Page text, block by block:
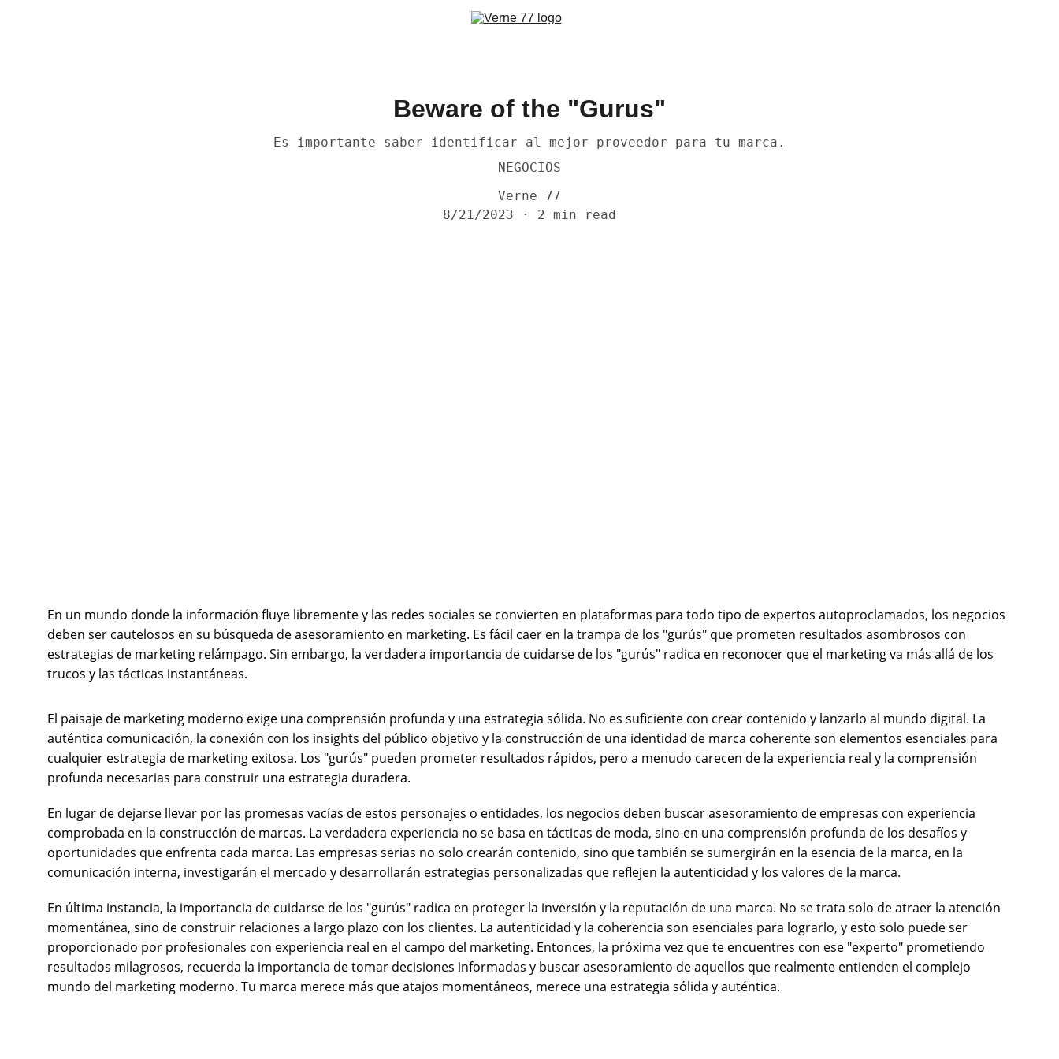
Beware of the "Gurus"
Es importante saber identificar al mejor proveedor para tu marca.
NEGOCIOS
Verne 77
8/21/2023
2 min read
En un mundo donde la información fluye libremente y las redes sociales se convierten en plataformas para todo tipo de expertos autoproclamados, los negocios
deben ser cautelosos en su búsqueda de asesoramiento en marketing. Es fácil caer en la trampa de los "gurús" que prometen resultados asombrosos con
estrategias de marketing relámpago. Sin embargo, la verdadera importancia de cuidarse de los "gurús" radica en reconocer que el marketing va más allá de los
trucos y las tácticas instantáneas.
El paisaje de marketing moderno exige una comprensión profunda y una estrategia sólida. No es suficiente con crear contenido y lanzarlo al mundo digital. La
auténtica comunicación, la conexión con los insights del público objetivo y la construcción de una identidad de marca coherente son elementos esenciales para
cualquier estrategia de marketing exitosa. Los "gurús" pueden prometer resultados rápidos, pero a menudo carecen de la experiencia real y la comprensión
profunda necesarias para construir una estrategia duradera.
En lugar de dejarse llevar por las promesas vacías de estos personajes o entidades, los negocios deben buscar asesoramiento de empresas con experiencia
comprobada en la construcción de marcas. La verdadera experiencia no se basa en tácticas de moda, sino en una comprensión profunda de los desafíos y
oportunidades que enfrenta cada marca. Las empresas serias no solo crearán contenido, sino que también se sumergirán en la esencia de la marca, en la
comunicación interna, investigarán el mercado y desarrollarán estrategias personalizadas que reflejen la autenticidad y los valores de la marca.
En última instancia, la importancia de cuidarse de los "gurús" radica en proteger la inversión y la reputación de una marca. No se trata solo de atraer la atención
momentánea, sino de construir relaciones a largo plazo con los clientes. La autenticidad y la coherencia son esenciales para lograrlo, y esto solo puede ser
proporcionado por profesionales con experiencia real en el campo del marketing. Entonces, la próxima vez que te encuentres con ese "experto" prometiendo
resultados milagrosos, recuerda la importancia de tomar decisiones informadas y buscar asesoramiento de aquellos que realmente entienden el complejo
mundo del marketing moderno. Tu marca merece más que atajos momentáneos, merece una estrategia sólida y auténtica.